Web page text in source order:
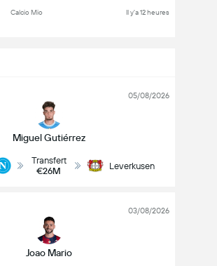
Calcio Mio Il y'a 12 heures
Miguel Gutiérrez
05/08/2026
Transfert
€26M
Leverkusen
Joao Mario
03/08/2026